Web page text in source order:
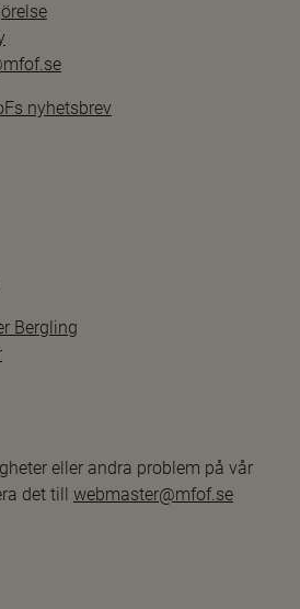
nyhetsbrev
Bergling
eller andra problem på vår
det till webmaster@mfof.se